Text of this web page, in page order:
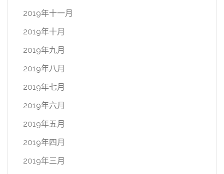
2019年十一月
2019年十月
2019年九月
2019年八月
2019年七月
2019年六月
2019年五月
2019年四月
2019年三月